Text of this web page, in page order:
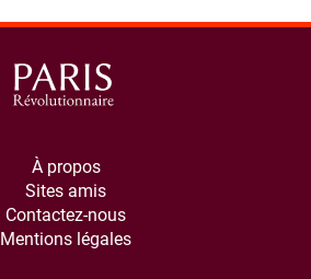
À propos
Sites amis
Contactez-nous
Mentions légales